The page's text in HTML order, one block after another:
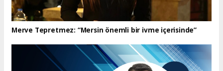
Merve Tepretmez: “Mersin önemli bir ivme içerisinde”